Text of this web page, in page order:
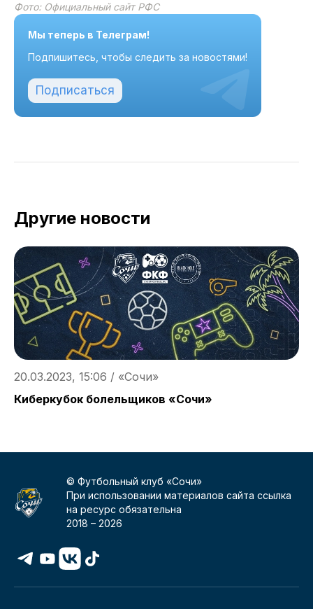
Фото: Официальный сайт РФС
Мы теперь в Телеграм!
Подпишитесь, чтобы следить за новостями!
Подписаться
Другие новости
20.03.2023, 15:06 / «Сочи»
Киберкубок болельщиков «Сочи»
© Футбольный клуб «Сочи»
При использовании материалов сайта ссылка
на ресурс обязательна
2018 –2026